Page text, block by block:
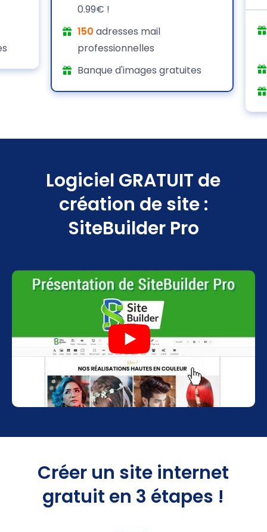
0.99€ !
150 adresses mail
professionnelles
Banque d'images gratuites
Logiciel GRATUIT de
création de site :
SiteBuilder Pro
Créer un site internet
gratuit en 3 étapes !